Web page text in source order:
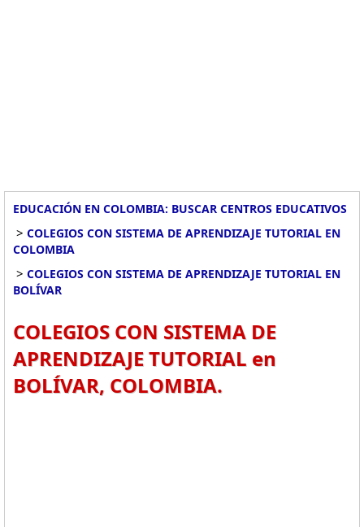
EDUCACIÓN EN COLOMBIA: BUSCAR CENTROS EDUCATIVOS
> COLEGIOS CON SISTEMA DE APRENDIZAJE TUTORIAL EN
COLOMBIA
> COLEGIOS CON SISTEMA DE APRENDIZAJE TUTORIAL EN
BOLÍVAR
COLEGIOS CON SISTEMA DE
APRENDIZAJE TUTORIAL en
BOLÍVAR, COLOMBIA.